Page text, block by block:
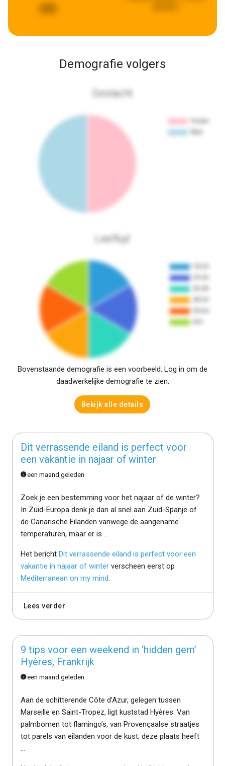
Demografie volgers
Geslacht
Leeftijd
Bovenstaande demografie is een voorbeeld. Log in om de
daadwerkelijke demografie te zien.
Bekijk alle details
Dit verrassende eiland is perfect voor
een vakantie in najaar of winter
een maand geleden
Zoek je een bestemming voor het najaar of de winter?
In Zuid-Europa denk je dan al snel aan Zuid-Spanje of
de Canarische Eilanden vanwege de aangename
temperaturen, maar er is …
Het bericht Dit verrassende eiland is perfect voor een
vakantie in najaar of winterverscheen eerst op
Mediterranean on my mind
Lees verder
9 tips voor een weekend in ‘hidden gem’
Hyères, Frankrijk
een maand geleden
Aan de schitterende Côte d’Azur, gelegen tussen
Marseille en Saint-Tropez, ligt kuststad Hyères. Van
palmbomen tot flamingo’s, van Provençaalse straatjes
tot parels van eilanden voor de kust; deze plaats heeft